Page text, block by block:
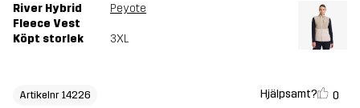
River Hybrid
Fleece Vest
Peyote
Köpt storlek 3XL
Artikelnr 14226 Hjälpsamt? 0